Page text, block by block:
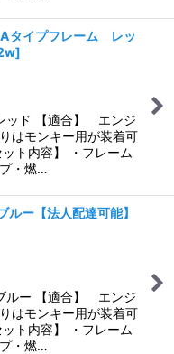
タイプフレーム レッ
]
ド 【適合】 エンジ
はモンキー用が装着可
ト内容】 ・フレーム
・燃…
ー【法人配達可能】
ー 【適合】 エンジ
はモンキー用が装着可
ト内容】 ・フレーム
・燃…